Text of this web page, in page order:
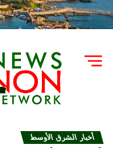
أخبار الشرق الأوسط